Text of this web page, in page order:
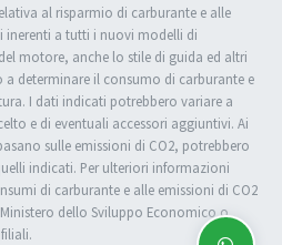
al risparmio di carburante e alle
inerenti a tutti i nuovi modelli di
motore, anche lo stile di guida ed altri
determinare il consumo di carburante e
I dati indicati potrebbero variare a
e di eventuali accessori aggiuntivi. Ai
sulle emissioni di CO2, potrebbero
indicati. Per ulteriori informazioni
di carburante e alle emissioni di CO2
dello Sviluppo Economico o